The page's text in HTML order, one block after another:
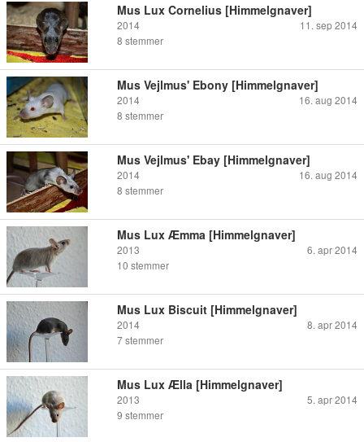
Mus Lux Cornelius [Himmelgnaver]
2014
11. sep 2014
8 stemmer
Mus Vejlmus' Ebony [Himmelgnaver]
2014
16. aug 2014
8 stemmer
Mus Vejlmus' Ebay [Himmelgnaver]
2014
16. aug 2014
8 stemmer
Mus Lux Æmma [Himmelgnaver]
2013
6. apr 2014
10 stemmer
Mus Lux Biscuit [Himmelgnaver]
2014
8. apr 2014
7 stemmer
Mus Lux Ælla [Himmelgnaver]
2013
5. apr 2014
9 stemmer